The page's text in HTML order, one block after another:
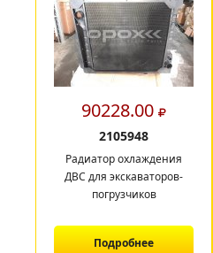
90228.00
2105948
Радиатор охлаждения
ДВС для экскаваторов-
погрузчиков
Подробнее